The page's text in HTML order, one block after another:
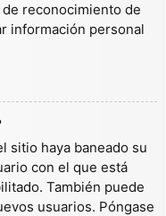
reconocimiento de
información personal
sitio haya baneado su
con el que está
También puede
usuarios. Póngase